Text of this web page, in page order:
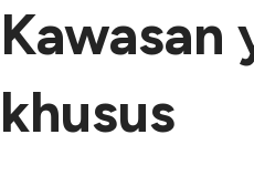
Kawasan
khusus